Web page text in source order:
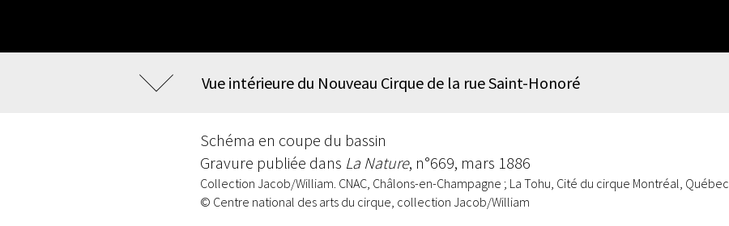
Vue intérieure du Nouveau Cirque de la rue Saint-Honoré
Schéma en coupe du bassin
Gravure publiée dans La Nature, n°669, mars 1886
Collection Jacob/William. CNAC, Châlons-en-Champagne ; La Tohu, Cité du cirque Montréal, Québec
© Centre national des arts du cirque, collection Jacob/William